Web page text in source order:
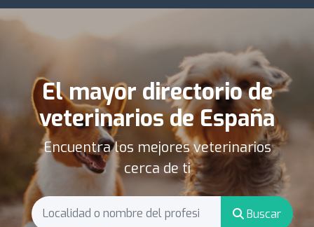
El mayor directorio de
veterinarios de España
Encuentra los mejores veterinarios
cerca de ti
Buscar